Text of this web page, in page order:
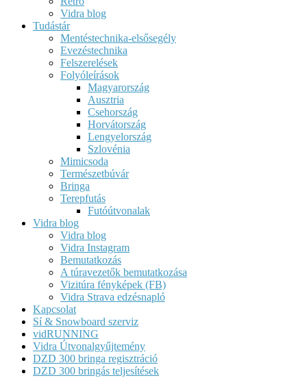
Vidra blog
Tudástár
Mentéstechnika-elsősegély
Evezéstechnika
Felszerelések
Folyóleírások
Magyarország
Ausztria
Csehország
Horvátország
Lengyelország
Szlovénia
Mimicsoda
Természetbúvár
Bringa
Terepfutás
Futóútvonalak
Vidra blog
Vidra blog
Vidra Instagram
Bemutatkozás
A túravezetők bemutatkozása
Vizitúra fényképek (FB)
Vidra Strava edzésnapló
Kapcsolat
Sí & Snowboard szerviz
vidRUNNING
Vidra Útvonalgyűjtemény
DZD 300 bringa regisztráció
DZD 300 bringás teljesítések